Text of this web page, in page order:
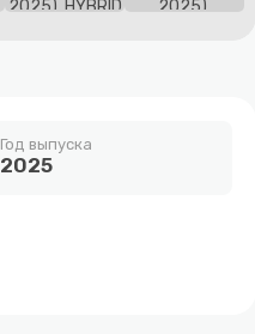
Год выпуска
2025